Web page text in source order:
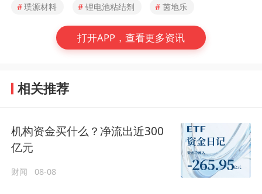
#璞源材料 # 锂电池粘结剂 # 茵地乐
打开APP，查看更多资讯
相关推荐
机构资金买什么？净流出近300
亿元
财闻 08-08